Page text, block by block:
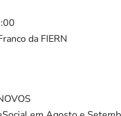
da FIERN